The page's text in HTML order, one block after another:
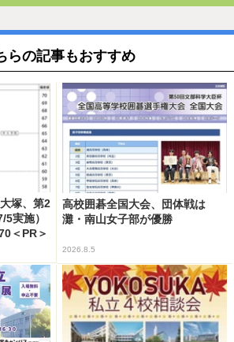
らの記事もおすすめ
塚、第2
実施）
＜PR＞
高校囲碁全国大会、団体戦は
灘・南山女子部が優勝
2026.8.5